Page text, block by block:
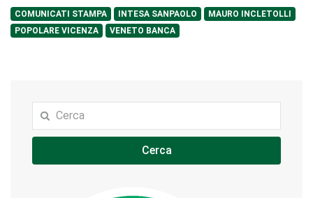
COMUNICATI STAMPA INTESA SANPAOLO
MAURO INCLETOLLI
POPOLARE VICENZA
VENETO BANCA
Cerca